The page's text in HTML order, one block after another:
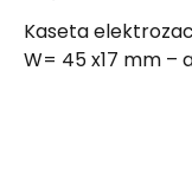
Kaseta
W= 45 x17 mm –